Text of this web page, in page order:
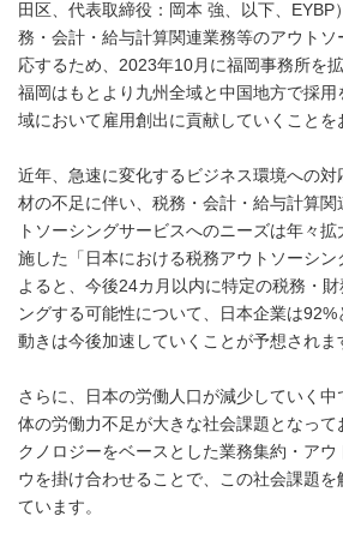
田区、代表取締役：岡本 強、以下、
務・会計・給与計算関連業務等のアウト
応するため、2023年10月に福岡事務所を
福岡はもとより九州全域と中国地方で採
域において雇用創出に貢献していくことを
近年、急速に変化するビジネス環境への対
材の不足に伴い、税務・会計・給与計算関
トソーシングサービスへのニーズは年々
施した「日本における税務アウトソーシ
よると、今後24カ月以内に特定の税務・
ングする可能性について、日本企業は
動きは今後加速していくことが予想されま
さらに、日本の労働人口が減少していく
体の労働力不足が大きな社会課題となって
クノロジーをベースとした業務集約・ア
ウを掛け合わせることで、この社会課題を
ています。